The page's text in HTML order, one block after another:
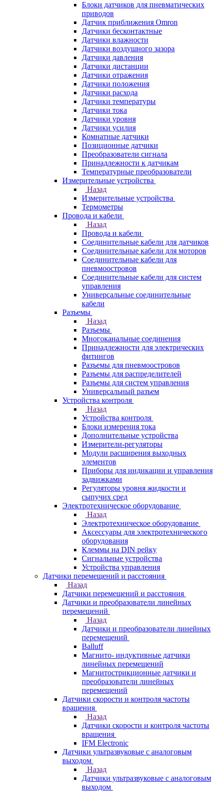
Блоки датчиков для пневматических
приводов
Датчик приближения Omron
Датчики бесконтактные
Датчики влажности
Датчики воздушного зазора
Датчики давления
Датчики дистанции
Датчики отражения
Датчики положения
Датчики расхода
Датчики температуры
Датчики тока
Датчики уровня
Датчики усилия
Комнатные датчики
Позиционные датчики
Преобразователи сигнала
Принадлежности к датчикам
Температурные преобразователи
Измерительные устройства
Назад
Измерительные устройства
Термометры
Провода и кабели
Назад
Провода и кабели
Соединительные кабели для датчиков
Соединительные кабели для моторов
Соединительные кабели для
пневмоостровов
Соединительные кабели для систем
управления
Универсальные соединительные
кабели
Разъемы
Назад
Разъемы
Многоканальные соединения
Принадлежности для электрических
фитингов
Разъемы для пневмоостровов
Разъемы для распределителей
Разъемы для систем управления
Универсальный разъем
Устройства контроля
Назад
Устройства контроля
Блоки измерения тока
Дополнительные устройства
Измерители-регуляторы
Модули расширения выходных
элементов
Приборы для индикации и управления
задвижками
Регуляторы уровня жидкости и
сыпучих сред
Электротехническое оборудование
Назад
Электротехническое оборудование
Аксессуары для электротехнического
оборудования
Клеммы на DIN рейку
Сигнальные устройства
Устройства управления
Датчики перемещений и расстояния
Назад
Датчики перемещений и расстояния
Датчики и преобразователи линейных
перемещений
Назад
Датчики и преобразователи линейных
перемещений
Balluff
Магнито- индуктивные датчики
линейных перемещений
Магнитострикционные датчики и
преобразователи линейных
перемещений
Датчики скорости и контроля частоты
вращения
Назад
Датчики скорости и контроля частоты
вращения
IFM Electronic
Датчики ультразвуковые с аналоговым
выходом
Назад
Датчики ультразвуковые с аналоговым
выходом